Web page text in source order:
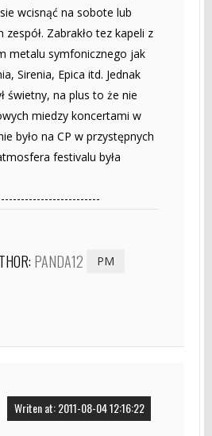
wcisnąć na sobote lub
zespół. Zabrakło tez kapeli z
metalu symfonicznego jak
Sirenia, Epica itd. Jednak
świetny, na plus to że nie
miedzy koncertami w
było na CP w przystępnych
festivalu była
PANDA12 PM
Writen at: 2011-08-04 12:16:22